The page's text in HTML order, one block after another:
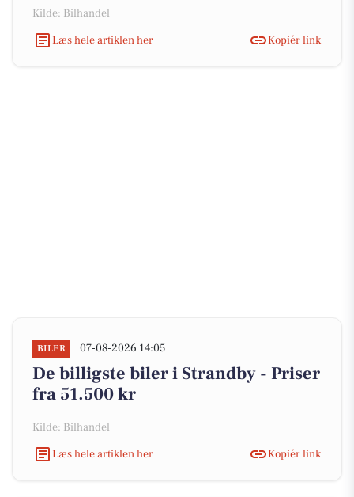
Kilde: Bilhandel
Læs hele artiklen her
Kopiér link
BILER 07-08-2026 14:05
De billigste biler i Strandby - Priser
fra 51.500 kr
Kilde: Bilhandel
Læs hele artiklen her
Kopiér link